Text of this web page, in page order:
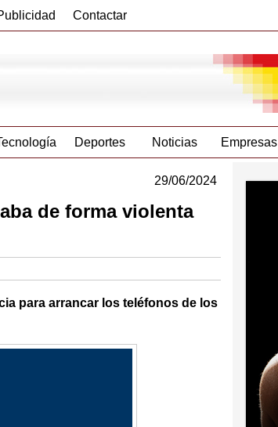
Contactar
Deportes Noticias Empresas
29/06/2024
de forma violenta
para arrancar los teléfonos de los